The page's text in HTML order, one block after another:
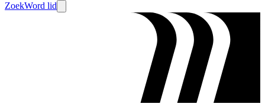
ZoekWord lid